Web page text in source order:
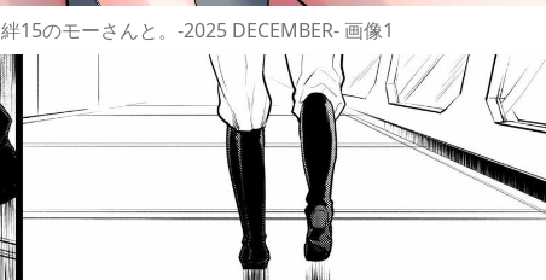
絆15のモーさんと。-2025 DECEMBER- 画像1